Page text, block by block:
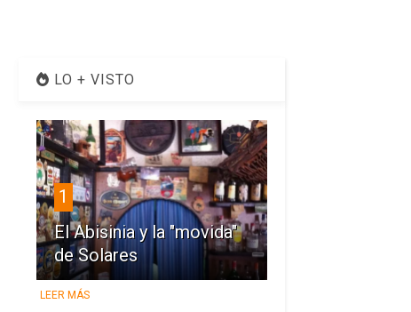
LO + VISTO
1
El Abisinia y la "movida"
de Solares
LEER MÁS